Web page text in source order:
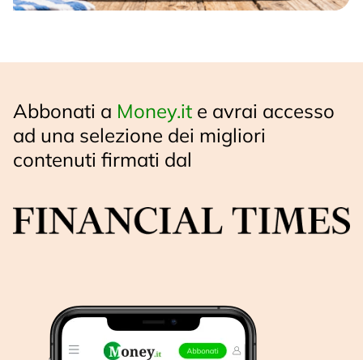
Abbonati a Money.it e avrai accesso
ad una selezione dei migliori
contenuti firmati dal